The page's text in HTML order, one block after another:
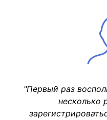
"Первый раз
несколько